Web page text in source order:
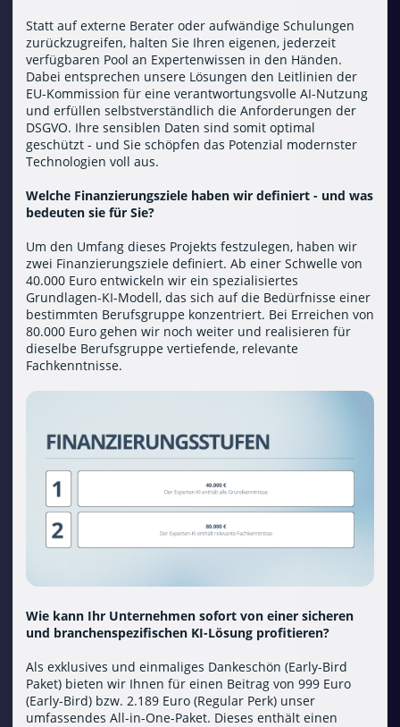
Statt auf externe Berater oder aufwändige Schulungen
zurückzugreifen, halten Sie Ihren eigenen, jederzeit
verfügbaren Pool an Expertenwissen in den Händen.
Dabei entsprechen unsere Lösungen den Leitlinien der
EU-Kommission für eine verantwortungsvolle AI-Nutzung
und erfüllen selbstverständlich die Anforderungen der
DSGVO. Ihre sensiblen Daten sind somit optimal
geschützt - und Sie schöpfen das Potenzial modernster
Technologien voll aus.
Welche Finanzierungsziele haben wir definiert - und was
bedeuten sie für Sie?
Um den Umfang dieses Projekts festzulegen, haben wir
zwei Finanzierungsziele definiert. Ab einer Schwelle von
40.000 Euro entwickeln wir ein spezialisiertes
Grundlagen-KI-Modell, das sich auf die Bedürfnisse einer
bestimmten Berufsgruppe konzentriert. Bei Erreichen von
80.000 Euro gehen wir noch weiter und realisieren für
dieselbe Berufsgruppe vertiefende, relevante
Fachkenntnisse.
Wie kann Ihr Unternehmen sofort von einer sicheren
und branchenspezifischen KI-Lösung profitieren?
Als exklusives und einmaliges Dankeschön (Early-Bird
Paket) bieten wir Ihnen für einen Beitrag von 999 Euro
(Early-Bird) bzw. 2.189 Euro (Regular Perk) unser
umfassendes All-in-One-Paket. Dieses enthält einen